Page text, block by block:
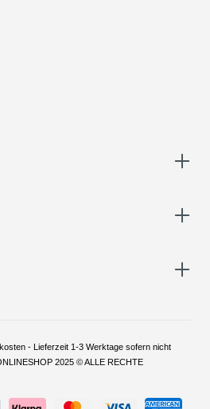
- Lieferzeit 1-3 Werktage sofern nicht
2025 © ALLE RECHTE